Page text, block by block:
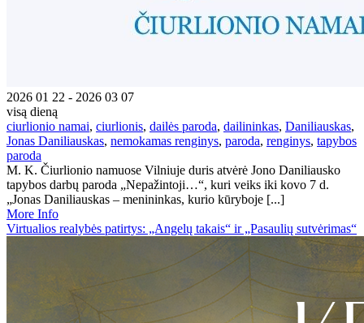
2026 01 22 - 2026 03 07
visą dieną
ciurlionio namai, ciurlionis, dailės paroda, dailininkas, Daniliauskas,
Jonas Daniliauskas, nemokamas renginys, paroda, renginys, tapybos
paroda
M. K. Čiurlionio namuose Vilniuje duris atvėrė Jono Daniliausko
tapybos darbų paroda „Nepažintoji…“, kuri veiks iki kovo 7 d.
„Jonas Daniliauskas – menininkas, kurio kūryboje [...]
More Info
Virtualios realybės patirtys: „Angelų takais“ ir „Pasaulių sutvėrimas“